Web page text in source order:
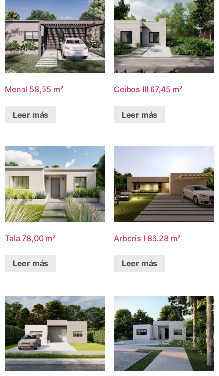
Menal 58,55 m²
Leer más
Ceibos III 67,45 m²
Leer más
Tala 78,00 m²
Leer más
Arboris I 86.28 m²
Leer más